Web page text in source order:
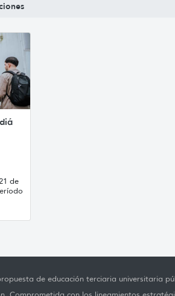
de
de educación terciaria universitaria